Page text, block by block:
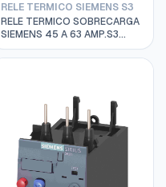
RELE TERMICO SIEMENS S3
RELE TERMICO SOBRECARGA
SIEMENS 45 A 63 AMP.S3
3RU2146-4JB0